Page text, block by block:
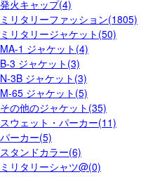
発火キャップ(4)
ミリタリーファッション(1805)
ミリタリージャケット(50)
MA-1 ジャケット(4)
B-3 ジャケット(3)
N-3B ジャケット(3)
M-65 ジャケット(5)
その他のジャケット(35)
スウェット・パーカー(11)
パーカー(5)
スタンドカラー(6)
ミリタリーシャツ@(0)